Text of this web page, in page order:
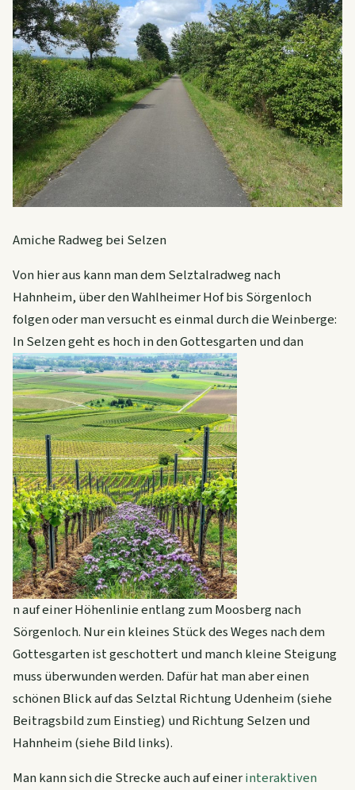
Amiche Radweg bei Selzen
Von hier aus kann man dem Selztalradweg nach
Hahnheim, über den Wahlheimer Hof bis Sörgenloch
folgen oder man versucht es einmal durch die Weinberge:
In Selzen geht es hoch in den Gottesgarten und dan
n auf einer Höhenlinie entlang zum Moosberg nach
Sörgenloch. Nur ein kleines Stück des Weges nach dem
Gottesgarten ist geschottert und manch kleine Steigung
muss überwunden werden. Dafür hat man aber einen
schönen Blick auf das Selztal Richtung Udenheim (siehe
Beitragsbild zum Einstieg) und Richtung Selzen und
Hahnheim (siehe Bild links).
Man kann sich die Strecke auch auf einerinteraktiven